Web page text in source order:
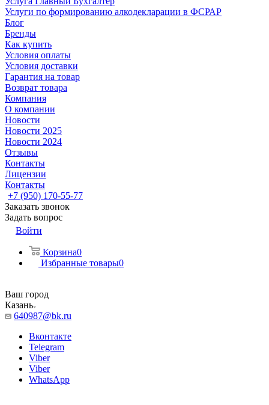
Услуги по формированию алкодекларации в ФСРАР
Блог
Бренды
Как купить
Условия оплаты
Условия доставки
Гарантия на товар
Возврат товара
Компания
О компании
Новости
Новости 2025
Новости 2024
Отзывы
Контакты
Лицензии
Контакты
+7 (950) 170-55-77
Заказать звонок
Задать вопрос
Войти
Корзина0
Избранные товары0
Ваш город
Казань
640987@bk.ru
Вконтакте
Telegram
Viber
Viber
WhatsApp